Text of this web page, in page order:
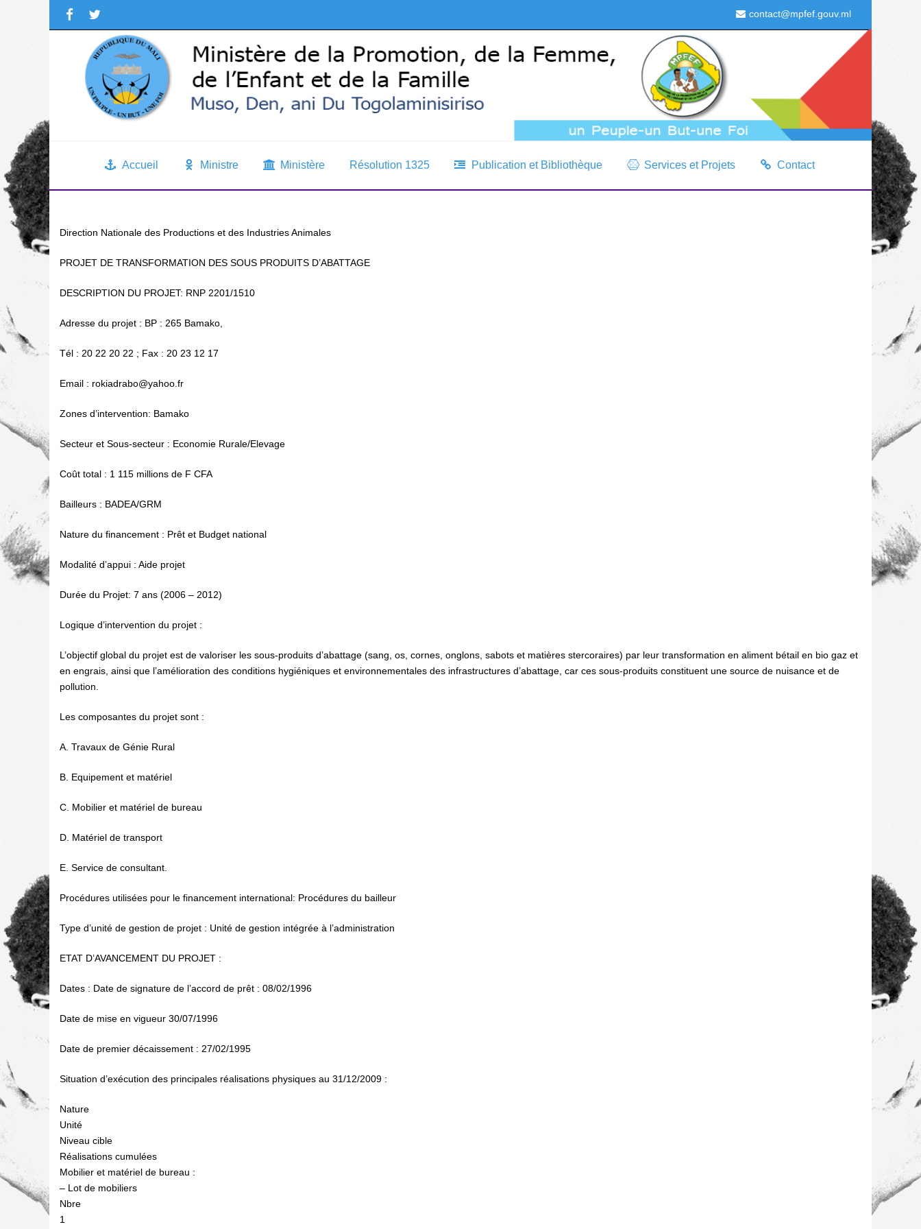
contact@mpfef.gouv.ml
Accueil Ministre Ministère Résolution 1325 Publication et Bibliothèque Services et Projets Contact
Direction Nationale des Productions et des Industries Animales
PROJET DE TRANSFORMATION DES SOUS PRODUITS D’ABATTAGE
DESCRIPTION DU PROJET: RNP 2201/1510
Adresse du projet : BP : 265 Bamako,
Tél : 20 22 20 22 ; Fax : 20 23 12 17
Email : rokiadrabo@yahoo.fr
Zones d’intervention: Bamako
Secteur et Sous-secteur : Economie Rurale/Elevage
Coût total : 1 115 millions de F CFA
Bailleurs : BADEA/GRM
Nature du financement : Prêt et Budget national
Modalité d’appui : Aide projet
Durée du Projet: 7 ans (2006 – 2012)
Logique d’intervention du projet :
L’objectif global du projet est de valoriser les sous-produits d’abattage (sang, os, cornes, onglons, sabots et matières stercoraires) par leur transformation en aliment bétail en bio gaz et
en engrais, ainsi que l’amélioration des conditions hygiéniques et environnementales des infrastructures d’abattage, car ces sous-produits constituent une source de nuisance et de
pollution.
Les composantes du projet sont :
A. Travaux de Génie Rural
B. Equipement et matériel
C. Mobilier et matériel de bureau
D. Matériel de transport
E. Service de consultant.
Procédures utilisées pour le financement international: Procédures du bailleur
Type d’unité de gestion de projet : Unité de gestion intégrée à l’administration
ETAT D’AVANCEMENT DU PROJET :
Dates : Date de signature de l’accord de prêt : 08/02/1996
Date de mise en vigueur 30/07/1996
Date de premier décaissement : 27/02/1995
Situation d’exécution des principales réalisations physiques au 31/12/2009 :
Nature
Unité
Niveau cible
Réalisations cumulées
Mobilier et matériel de bureau :
– Lot de mobiliers
Nbre
1